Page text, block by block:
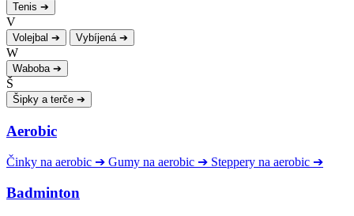
Tenis ➔
V
Volejbal ➔ Vybíjená ➔
W
Waboba ➔
Š
Šipky a terče ➔
Aerobic
Činky na aerobic ➔ Gumy na aerobic ➔ Steppery na aerobic ➔
Badminton